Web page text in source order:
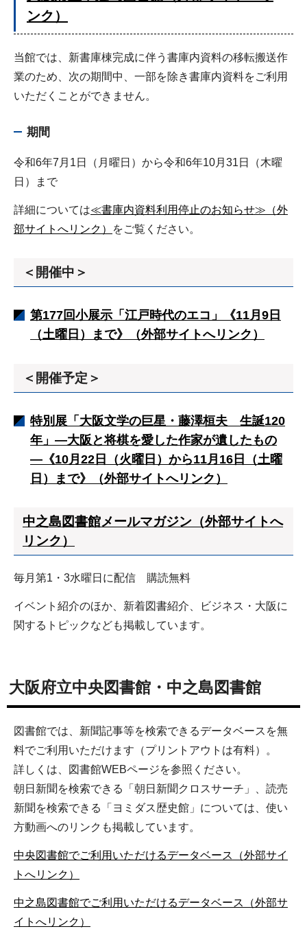
ンク）
当館では、新書庫棟完成に伴う書庫内資料の移転搬送作
業のため、次の期間中、一部を除き書庫内資料をご利用
いただくことができません。
期間
令和6年7月1日（月曜日）から令和6年10月31日（木曜
日）まで
詳細については≪書庫内資料利用停止のお知らせ≫（外
部サイトへリンク）
をご覧ください。
＜開催中＞
第177回小展示「江戸時代のエコ」《11月9日
（土曜日）まで》（外部サイトへリンク）
＜開催予定＞
特別展「大阪文学の巨星・藤澤桓夫 生誕120
年」―大阪と将棋を愛した作家が遺したもの
―《10月22日（火曜日）から11月16日（土曜
日）まで》（外部サイトへリンク）
中之島図書館メールマガジン（外部サイトへ
リンク）
毎月第1・3水曜日に配信 購読無料
イベント紹介のほか、新着図書紹介、ビジネス・大阪に
関するトピックなども掲載しています。
大阪府立中央図書館・中之島図書館
図書館では、新聞記事等を検索できるデータベースを無
料でご利用いただけます（プリントアウトは有料）。
詳しくは、図書館WEBページを参照ください。
朝日新聞を検索できる「朝日新聞クロスサーチ」、読売
新聞を検索できる「ヨミダス歴史館」については、使い
方動画へのリンクも掲載しています。
中央図書館でご利用いただけるデータベース（外部サイ
トへリンク）
中之島図書館でご利用いただけるデータベース（外部サ
イトへリンク）